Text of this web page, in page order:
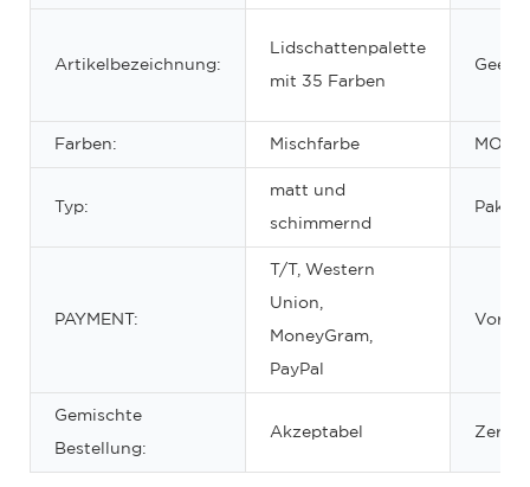
Artikelbezeichnung:
Lidschattenpalette
mit 35 Farben
Farben: Mischfarbe MOQ:
Typ:
matt und
schimmernd
Paket:
PAYMENT:
T/T, Western
Union,
MoneyGram,
PayPal
Gemischte
Bestellung:
Akzeptabel